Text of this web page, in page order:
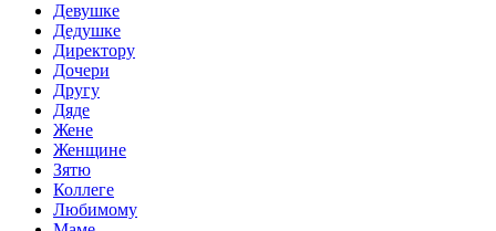
Девушке
Дедушке
Директору
Дочери
Другу
Дяде
Жене
Женщине
Зятю
Коллеге
Любимому